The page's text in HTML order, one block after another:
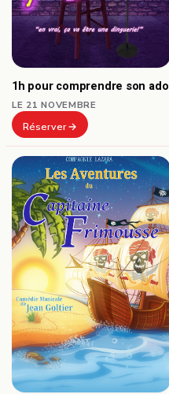
1h pour comprendre son ado
LE 21 NOVEMBRE
Réserver